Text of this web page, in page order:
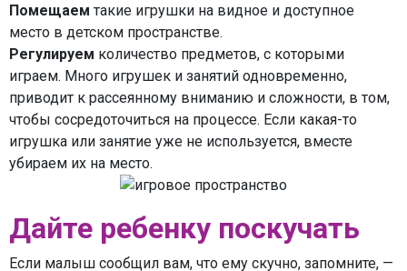
Помещаем такие игрушки на видное и доступное
место в детском пространстве.
Регулируем количество предметов, с которыми
играем. Много игрушек и занятий одновременно,
приводит к рассеянному вниманию и сложности, в том,
чтобы сосредоточиться на процессе. Если какая-то
игрушка или занятие уже не используется, вместе
убираем их на место.
Дайте ребенку поскучать
Если малыш сообщил вам, что ему скучно, запомните, —